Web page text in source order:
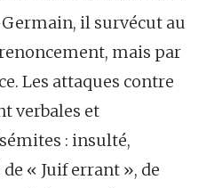
il survécut au
mais par
Les attaques contre
verbales et
: insulté,
« Juif errant », de